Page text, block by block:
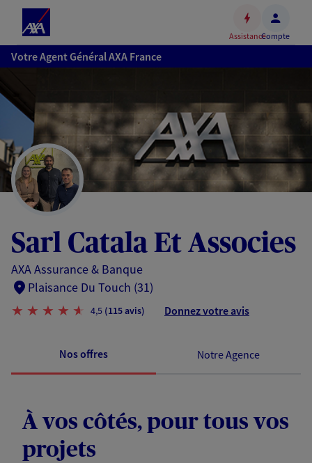
Accéder
au
Accéder
au
pied
de
page
AssistanceCompte
Votre Agent Général AXA France
Sarl Catala Et Associes
AXA Assurance & Banque
Plaisance Du Touch (31)
4,5 (115 avis) Donnez votre avis
Nos offres Notre Agence
À vos côtés, pour tous vos
projets